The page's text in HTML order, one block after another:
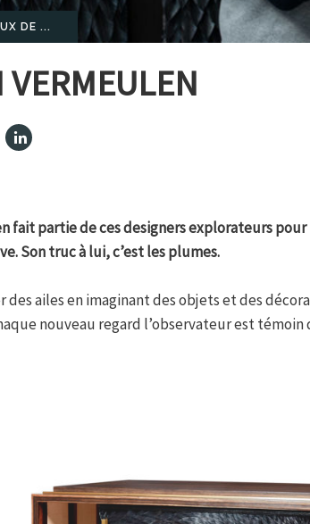
DE ...
fait partie de ces designers explorateurs
Son truc à lui, c’est les plumes.
des ailes en imaginant des objets et des
nouveau regard l’observateur est témoin